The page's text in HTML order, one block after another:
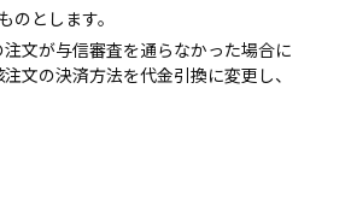
とします。
文が与信審査を通らなかった場合に
文の決済方法を代金引換に変更し、